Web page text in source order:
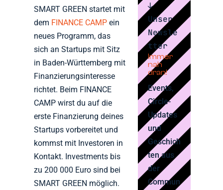
SMART GREEN startet mit
dem FINANCE CAMP ein
neues Programm, das
sich an Startups mit Sitz
in Baden-Württemberg mit
Finanzierungsinteresse
richtet. Beim FINANCE
CAMP wirst du auf die
erste Finanzierung deines
Startups vorbereitet und
kommst mit Investoren in
Kontakt. Investments bis
zu 200 000 Euro sind bei
SMART GREEN möglich.
↓
Unser
Newsle
tter
Immer
nah
dran!
Events,
Circle-
Updates
und
Geschich
ten aus
der
Commun